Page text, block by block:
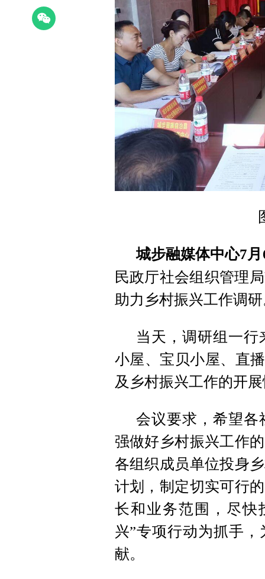
城步融媒体中心7
民政厅社会组织管理
助力乡村振兴工作调
当天，调研组一
小屋、宝贝小屋、直
及乡村振兴工作的开
会议要求，希望各
强做好乡村振兴工作
各组织成员单位投身
计划，制定切实可行
长和业务范围，尽快
兴”专项行动为抓手
献。